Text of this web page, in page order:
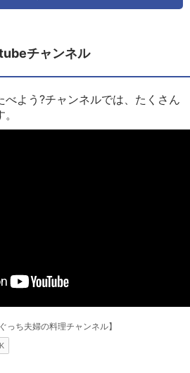
チャンネル
べよう?チャンネルでは、たくさん